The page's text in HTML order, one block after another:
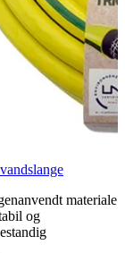
materiale
og